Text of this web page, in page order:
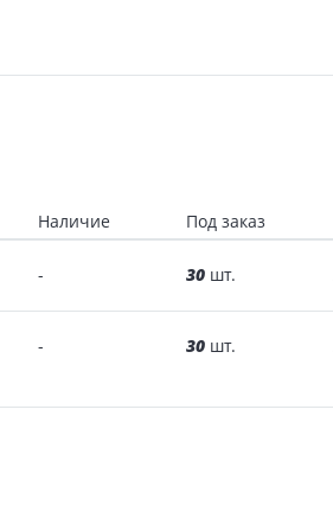
Наличие Под заказ
- 30 шт.
- 30 шт.